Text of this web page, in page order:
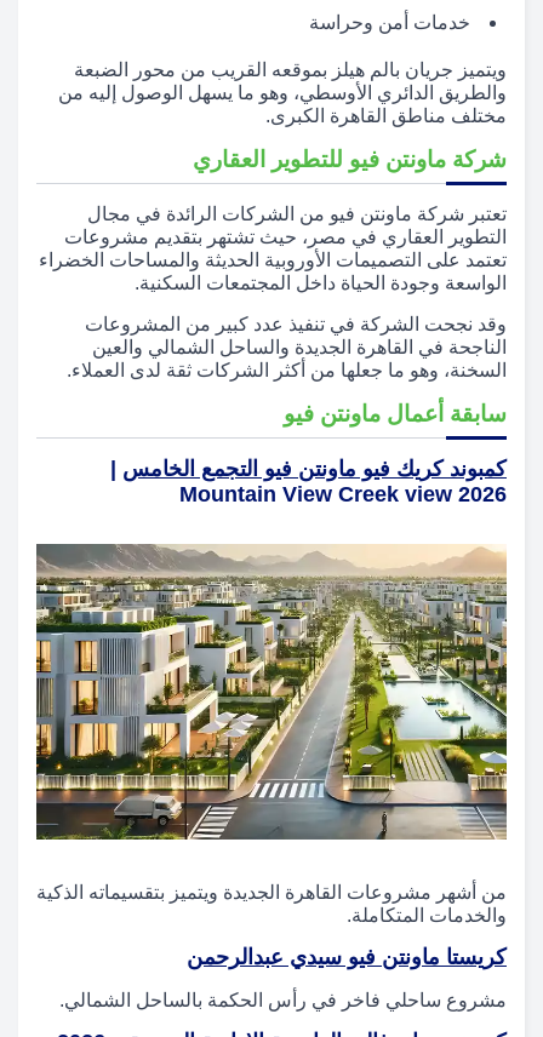
خدمات أمن وحراسة
ويتميز جريان بالم هيلز بموقعه القريب من محور الضبعة
والطريق الدائري الأوسطي، وهو ما يسهل الوصول إليه من
مختلف مناطق القاهرة الكبرى.
شركة ماونتن فيو للتطوير العقاري
تعتبر شركة ماونتن فيو من الشركات الرائدة في مجال
التطوير العقاري في مصر، حيث تشتهر بتقديم مشروعات
تعتمد على التصميمات الأوروبية الحديثة والمساحات الخضراء
الواسعة وجودة الحياة داخل المجتمعات السكنية.
وقد نجحت الشركة في تنفيذ عدد كبير من المشروعات
الناجحة في القاهرة الجديدة والساحل الشمالي والعين
السخنة، وهو ما جعلها من أكثر الشركات ثقة لدى العملاء.
سابقة أعمال ماونتن فيو
كمبوند كريك فيو ماونتن فيو التجمع الخامس
Mountain View Creek view 2026
من أشهر مشروعات القاهرة الجديدة ويتميز بتقسيماته الذكية
والخدمات المتكاملة.
كريستا ماونتن فيو سيدي عبدالرحمن
مشروع ساحلي فاخر في رأس الحكمة بالساحل الشمالي.